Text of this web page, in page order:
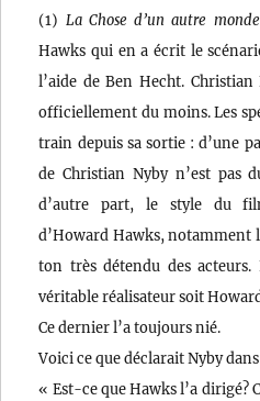
(1) La Chose d’un autre monde
Hawks qui en a écrit le
l’aide de Ben Hecht.
officiellement du moins. Les
train depuis sa sortie : d’une
de Christian Nyby n’est pas
d’autre part, le style du
d’Howard Hawks, notamment
ton très détendu des
véritable réalisateur soit
Ce dernier l’a toujours nié.
Voici ce que déclarait Nyby
« Est-ce que Hawks l’a dirigé?